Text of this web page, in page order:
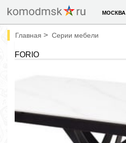
МОСКВА
Главная > Серии мебели
FORIO